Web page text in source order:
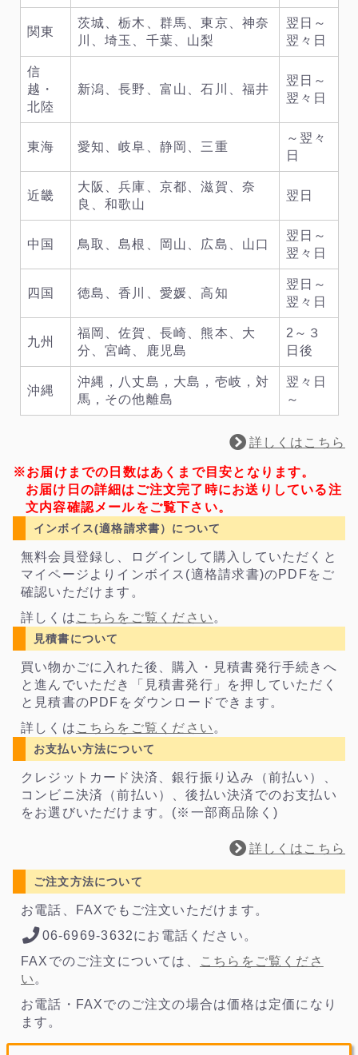
関東
茨城、栃木、群馬、東京、神奈
川、埼玉、千葉、山梨
翌日～
翌々日
信
越・
北陸
新潟、長野、富山、石川、福井
翌日～
翌々日
東海 愛知、岐阜、静岡、三重
～翌々
日
近畿
大阪、兵庫、京都、滋賀、奈
良、和歌山
翌日
中国 鳥取、島根、岡山、広島、山口
翌日～
翌々日
四国 徳島、香川、愛媛、高知
翌日～
翌々日
九州
福岡、佐賀、長崎、熊本、大
分、宮崎、鹿児島
2～３
日後
沖縄
沖縄，八丈島，大島，壱岐，対
馬，その他離島
翌々日
～
詳しくはこちら
※お届けまでの日数はあくまで目安となります。
お届け日の詳細はご注文完了時にお送りしている注
文内容確認メールをご覧下さい。
インボイス(適格請求書）について
無料会員登録し、ログインして購入していただくと
マイページよりインボイス(適格請求書)のPDFをご
確認いただけます。
詳しくは こちらをご覧ください 。
見積書について
買い物かごに入れた後、購入・見積書発行手続きへ
と進んでいただき「見積書発行」を押していただく
と見積書のPDFをダウンロードできます。
詳しくは こちらをご覧ください 。
お支払い方法について
クレジットカード決済、銀行振り込み（前払い）、
コンビニ決済（前払い）、後払い決済でのお支払い
をお選びいただけます。(※一部商品除く)
詳しくはこちら
ご注文方法について
お電話、FAXでもご注文いただけます。
06-6969-3632にお電話ください。
FAXでのご注文については、
こちらをご覧くださ
い 。
お電話・FAXでのご注文の場合は価格は定価になり
ます。